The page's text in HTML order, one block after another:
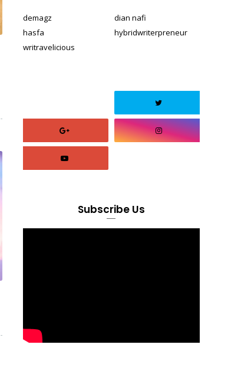
demagz
dian nafi
hasfa
hybridwriterpreneur
writravelicious
Subscribe Us